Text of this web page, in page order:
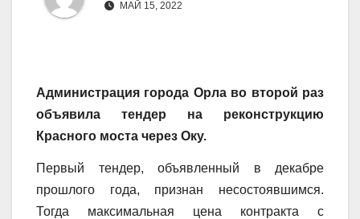
МАЙ 15, 2022
Администрация города Орла во второй раз
объявила тендер на реконструкцию
Красного моста через Оку.
Первый тендер, объявленный в декабре
прошлого года, признан несостоявшимся.
Тогда максимальная цена контракта с